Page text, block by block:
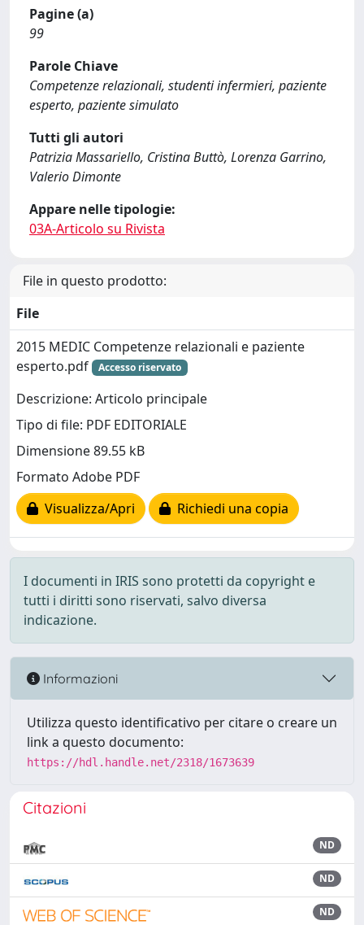
Pagine (a)
99
Parole Chiave
Competenze relazionali, studenti infermieri, paziente
esperto, paziente simulato
Tutti gli autori
Patrizia Massariello, Cristina Buttò, Lorenza Garrino,
Valerio Dimonte
Appare nelle tipologie:
03A-Articolo su Rivista
File in questo prodotto:
File
2015 MEDIC Competenze relazionali e paziente
esperto.pdf
Accesso riservato
Descrizione: Articolo principale
Tipo di file: PDF EDITORIALE
Dimensione 89.55 kB
Formato Adobe PDF
Visualizza/Apri
Richiedi una copia
I documenti in IRIS sono protetti da copyright e
tutti i diritti sono riservati, salvo diversa
indicazione.
Informazioni
Utilizza questo identificativo per citare o creare un
link a questo documento:
https://hdl.handle.net/2318/1673639
Citazioni
ND
ND
ND